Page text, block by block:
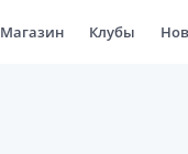
Магазин Клубы